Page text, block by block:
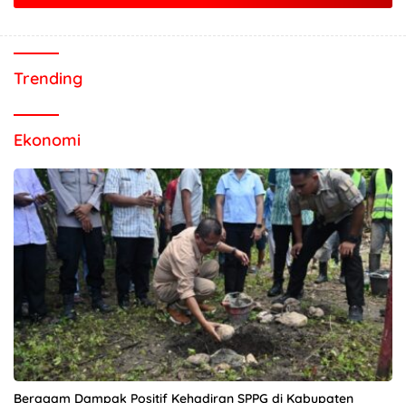
Trending
Ekonomi
Beragam Dampak Positif Kehadiran SPPG di Kabupaten